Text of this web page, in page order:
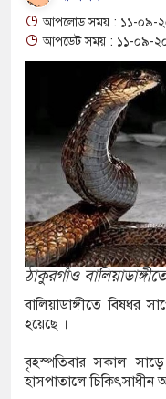
ইয়াবা, ট্যাপেন্টাডল
মুখোমুখি সংঘর্ষে নিহত
থেকে দ্বিতীয় দিন শেষ করল
আরও ৩ শিশুর মৃত্যু
সেনাঘাঁটি ইরান
ইয়ুথ চেঞ্জমেকার্স
বৃক্ষরোপণ ও চারা বিতরণ
আক্রান্ত অসহায় রোগীর
আপলোড সময় : ১১-০৯-
আপডেট সময় : ১১-০৯-
ঠাকুরগাঁও
বালিয়াডাঙ্গীতে বিষধর
হয়েছে ।
বৃহস্পতিবার সকাল
হাসপাতালে চিকিৎসাধীন